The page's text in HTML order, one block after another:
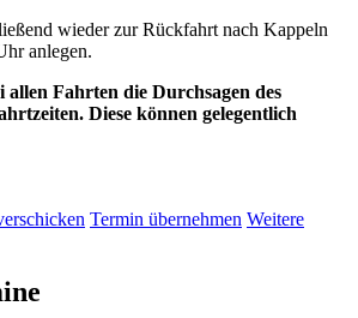
wieder zur Rückfahrt nach Kappeln
anlegen.
allen Fahrten die Durchsagen des
Diese können gelegentlich
Termin übernehmen Weitere